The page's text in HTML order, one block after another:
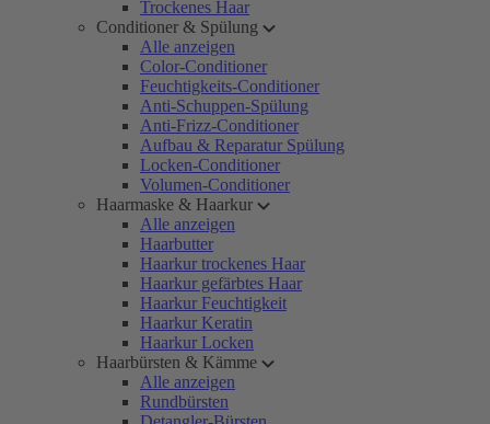
Trockenes Haar
Conditioner & Spülung
Alle anzeigen
Color-Conditioner
Feuchtigkeits-Conditioner
Anti-Schuppen-Spülung
Anti-Frizz-Conditioner
Aufbau & Reparatur Spülung
Locken-Conditioner
Volumen-Conditioner
Haarmaske & Haarkur
Alle anzeigen
Haarbutter
Haarkur trockenes Haar
Haarkur gefärbtes Haar
Haarkur Feuchtigkeit
Haarkur Keratin
Haarkur Locken
Haarbürsten & Kämme
Alle anzeigen
Rundbürsten